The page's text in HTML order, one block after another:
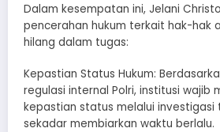
​Dalam kesempatan ini, Jelani
pencerahan hukum terkait hak-hak
hilang dalam tugas:
​Kepastian Status Hukum:
regulasi internal Polri, institusi wajib
kepastian status melalui investigasi
sekadar membiarkan waktu berlalu.